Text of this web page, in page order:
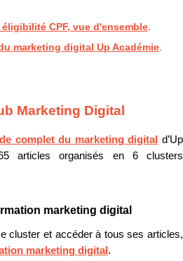
CPF, vue d'ensemble
marketing digital Up Académie
Marketing Digital
complet du marketing digital d’Up
articles organisés en 6 clusters
marketing digital
cluster et accéder à tous ses articles,
marketing digital .